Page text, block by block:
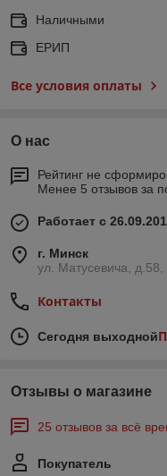
Наличными
ЕРИП
Все условия оплаты
О нас
Рейтинг не
Менее 5 отзывов за
Работает с
г. Минск
ул. Матусевича,
Контакты
Сегодня выходной
Отзывы о магазине
25 отзывов за всё
Покупатель